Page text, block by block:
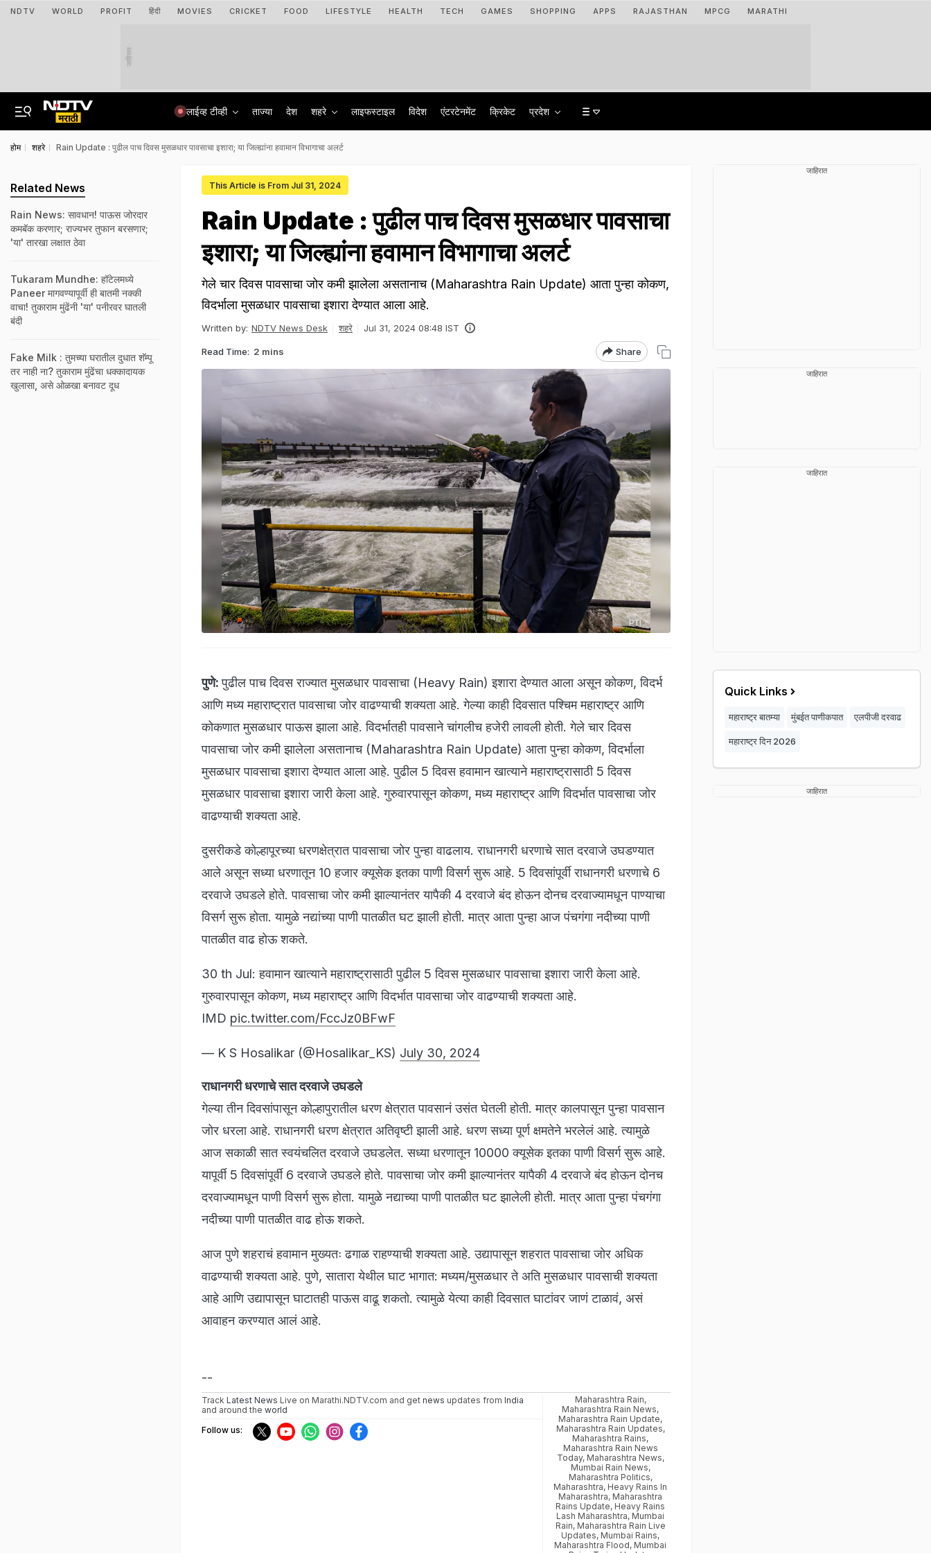
NDTV WORLD PROFIT हिंदी MOVIES CRICKET FOOD LIFESTYLE HEALTH TECH GAMES SHOPPING APPS RAJASTHAN MPCG MARATHI
जाहिरात
लाईव्ह टीव्ही ताज्या देश शहरे लाइफस्टाइल विदेश एंटरटेनमेंट क्रिकेट प्रदेश
होम शहरे Rain Update : पुढील पाच दिवस मुसळधार पावसाचा इशारा; या जिल्ह्यांना हवामान विभागाचा अलर्ट
This Article is From Jul 31, 2024
Rain Update : पुढील पाच दिवस मुसळधार पावसाचा
इशारा; या जिल्ह्यांना हवामान विभागाचा अलर्ट
गेले चार दिवस पावसाचा जोर कमी झालेला असतानाच (Maharashtra Rain Update) आता पुन्हा कोकण,
विदर्भाला मुसळधार पावसाचा इशारा देण्यात आला आहे.
Written by: NDTV News Desk शहरे Jul 31, 2024 08:48 IST
Read Time: 2 mins Share
पुणे: पुढील पाच दिवस राज्यात मुसळधार पावसाचा (Heavy Rain) इशारा देण्यात आला असून कोकण, विदर्भ
आणि मध्य महाराष्ट्रात पावसाचा जोर वाढण्याची शक्यता आहे. गेल्या काही दिवसात पश्चिम महाराष्ट्र आणि
कोकणात मुसळधार पाऊस झाला आहे. विदर्भातही पावसाने चांगलीच हजेरी लावली होती. गेले चार दिवस
पावसाचा जोर कमी झालेला असतानाच (Maharashtra Rain Update) आता पुन्हा कोकण, विदर्भाला
मुसळधार पावसाचा इशारा देण्यात आला आहे. पुढील 5 दिवस हवामान खात्याने महाराष्ट्रासाठी 5 दिवस
मुसळधार पावसाचा इशारा जारी केला आहे. गुरुवारपासून कोकण, मध्य महाराष्ट्र आणि विदर्भात पावसाचा जोर
वाढण्याची शक्यता आहे.
दुसरीकडे कोल्हापूरच्या धरणक्षेत्रात पावसाचा जोर पुन्हा वाढलाय. राधानगरी धरणाचे सात दरवाजे उघडण्यात
आले असून सध्या धरणातून 10 हजार क्यूसेक इतका पाणी विसर्ग सुरू आहे. 5 दिवसांपूर्वी राधानगरी धरणाचे 6
दरवाजे उघडले होते. पावसाचा जोर कमी झाल्यानंतर यापैकी 4 दरवाजे बंद होऊन दोनच दरवाज्यामधून पाण्याचा
विसर्ग सुरू होता. यामुळे नद्यांच्या पाणी पातळीत घट झाली होती. मात्र आता पुन्हा आज पंचगंगा नदीच्या पाणी
पातळीत वाढ होऊ शकते.
30 th Jul: हवामान खात्याने महाराष्ट्रासाठी पुढील 5 दिवस मुसळधार पावसाचा इशारा जारी केला आहे.
गुरुवारपासून कोकण, मध्य महाराष्ट्र आणि विदर्भात पावसाचा जोर वाढण्याची शक्यता आहे.
IMD pic.twitter.com/FccJz0BFwF
— K S Hosalikar (@Hosalikar_KS) July 30, 2024
राधानगरी धरणाचे सात दरवाजे उघडले
गेल्या तीन दिवसांपासून कोल्हापुरातील धरण क्षेत्रात पावसानं उसंत घेतली होती. मात्र कालपासून पुन्हा पावसान
जोर धरला आहे. राधानगरी धरण क्षेत्रात अतिवृष्टी झाली आहे. धरण सध्या पूर्ण क्षमतेने भरलेलं आहे. त्यामुळे
आज सकाळी सात स्वयंचलित दरवाजे उघडलेत. सध्या धरणातून 10000 क्यूसेक इतका पाणी विसर्ग सुरू आहे.
यापूर्वी 5 दिवसांपूर्वी 6 दरवाजे उघडले होते. पावसाचा जोर कमी झाल्यानंतर यापैकी 4 दरवाजे बंद होऊन दोनच
दरवाज्यामधून पाणी विसर्ग सुरू होता. यामुळे नद्याच्या पाणी पातळीत घट झालेली होती. मात्र आता पुन्हा पंचगंगा
नदीच्या पाणी पातळीत वाढ होऊ शकते.
आज पुणे शहराचं हवामान मुख्यतः ढगाळ राहण्याची शक्यता आहे. उद्यापासून शहरात पावसाचा जोर अधिक
वाढण्याची शक्यता आहे. पुणे, सातारा येथील घाट भागात: मध्यम/मुसळधार ते अति मुसळधार पावसाची शक्यता
आहे आणि उद्यापासून घाटातही पाऊस वाढू शकतो. त्यामुळे येत्या काही दिवसात घाटांवर जाणं टाळावं, असं
आवाहन करण्यात आलं आहे.
--
Track Latest News Live on Marathi.NDTV.com and get news updates from India
and around the world
Follow us:
Maharashtra Rain,
Maharashtra Rain News,
Maharashtra Rain Update,
Maharashtra Rain Updates,
Maharashtra Rains,
Maharashtra Rain News
Today, Maharashtra News,
Mumbai Rain News,
Maharashtra Politics,
Maharashtra, Heavy Rains In
Maharashtra, Maharashtra
Rains Update, Heavy Rains
Lash Maharashtra, Mumbai
Rain, Maharashtra Rain Live
Updates, Mumbai Rains,
Maharashtra Flood, Mumbai
Related News
Rain News: सावधान! पाऊस जोरदार
कमबॅक करणार; राज्यभर तुफान बरसणार;
'या' तारखा लक्षात ठेवा
Tukaram Mundhe: हॉटेलमध्ये
Paneer मागवण्यापूर्वी ही बातमी नक्की
वाचा! तुकाराम मुंढेंनी 'या' पनीरवर घातली
बंदी
Fake Milk : तुमच्या घरातील दुधात शॅम्पू
तर नाही ना? तुकाराम मुंढेंचा धक्कादायक
खुलासा, असे ओळखा बनावट दूध
जाहिरात
जाहिरात
जाहिरात
Quick Links
महाराष्ट्र बातम्या मुंबईत पाणीकपात एलपीजी दरवाढ
महाराष्ट्र दिन 2026
जाहिरात